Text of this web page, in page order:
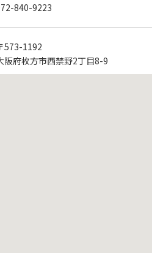
840-9223
573-1192
阪府枚方市西禁野2丁目8-9